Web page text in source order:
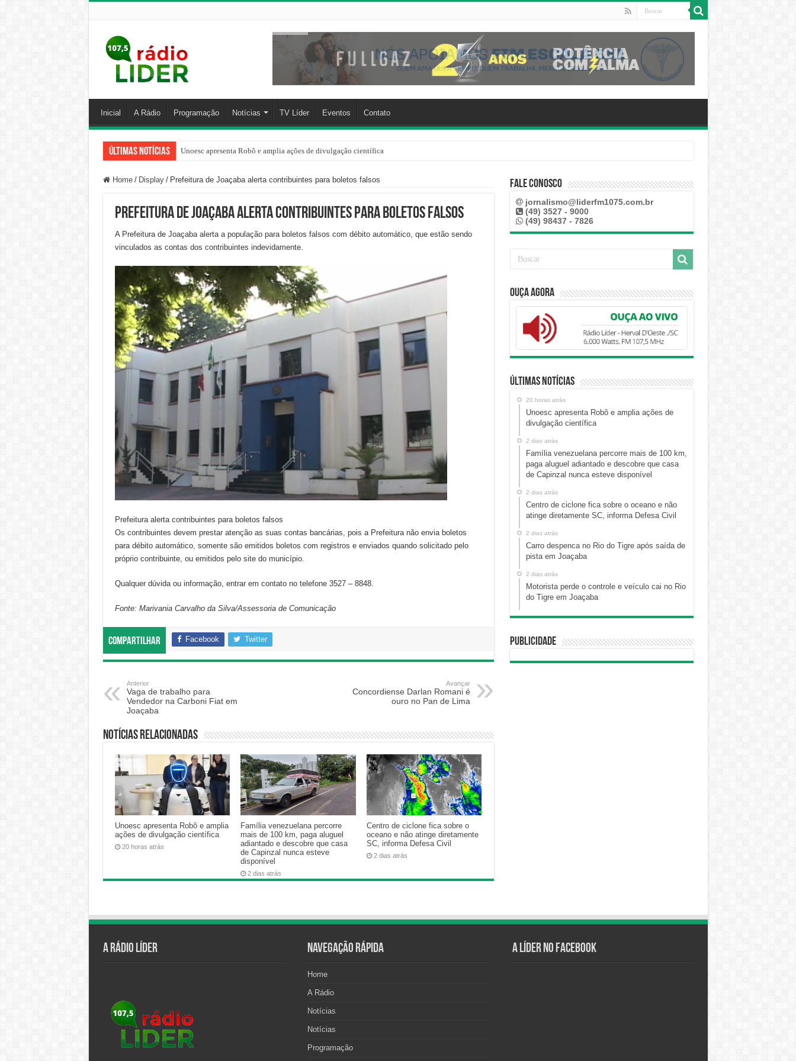
Inicial A Rádio Programação Notícias TV Líder Eventos Contato
Últimas Notícias Unoesc apresenta Robô e amplia ações de divulgação científica
Família venezuelana percorre mais de 100 km, paga aluguel adiantado e descobre que casa de Capinzal nunca esteve disponível
Home / Display / Prefeitura de Joaçaba alerta contribuintes para boletos falsos
Prefeitura de Joaçaba alerta contribuintes para boletos falsos
A Prefeitura de Joaçaba alerta a população para boletos falsos com débito automático, que estão sendo
vinculados as contas dos contribuintes indevidamente.
Prefeitura alerta contribuintes para boletos falsos
Os contribuintes devem prestar atenção as suas contas bancárias, pois a Prefeitura não envia boletos
para débito automático, somente são emitidos boletos com registros e enviados quando solicitado pelo
próprio contribuinte, ou emitidos pelo site do município.
Qualquer dúvida ou informação, entrar em contato no telefone 3527 – 8848.
Fonte: Marivania Carvalho da Silva/Assessoria de Comunicação
Compartilhar Facebook Twitter
Anterior
Vaga de trabalho para
Vendedor na Carboni Fiat em
Joaçaba
Avançar
Concordiense Darlan Romani é
ouro no Pan de Lima
Notícias relacionadas
Unoesc apresenta Robô e amplia
ações de divulgação científica
20 horas atrás
Família venezuelana percorre
mais de 100 km, paga aluguel
adiantado e descobre que casa
de Capinzal nunca esteve
disponível
2 dias atrás
Centro de ciclone fica sobre o
oceano e não atinge diretamente
SC, informa Defesa Civil
2 dias atrás
Fale Conosco
jornalismo@liderfm1075.com.br
(49) 3527 - 9000
(49) 98437 - 7826
Ouça Agora
Últimas Notícias
20 horas atrás
Unoesc apresenta Robô e amplia ações de
divulgação científica
2 dias atrás
Família venezuelana percorre mais de 100 km,
paga aluguel adiantado e descobre que casa
de Capinzal nunca esteve disponível
2 dias atrás
Centro de ciclone fica sobre o oceano e não
atinge diretamente SC, informa Defesa Civil
2 dias atrás
Carro despenca no Rio do Tigre após saída de
pista em Joaçaba
2 dias atrás
Motorista perde o controle e veículo cai no Rio
do Tigre em Joaçaba
Publicidade
A Rádio Líder Navegação Rápida
Home
A Rádio
Notícias
Notícias
Programação
A Líder no Facebook